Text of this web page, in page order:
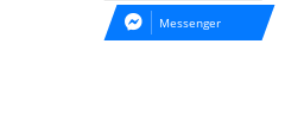
Messenger